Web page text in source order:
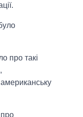
про такі
,
американську